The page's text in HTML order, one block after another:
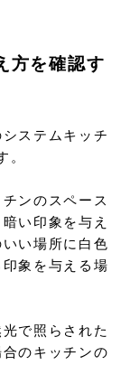
方を確認す
ステムキッチ
。
ンのスペース
い印象を与え
い場所に白色
象を与える場
で照らされた
のキッチンの